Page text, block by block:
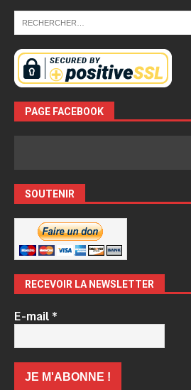
PAGE FACEBOOK
SOUTENIR
RECEVOIR LA NEWSLETTER
E-mail*